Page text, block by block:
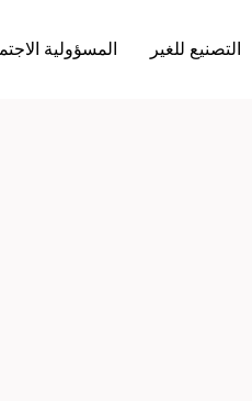
التصنيع للغير المسؤولية